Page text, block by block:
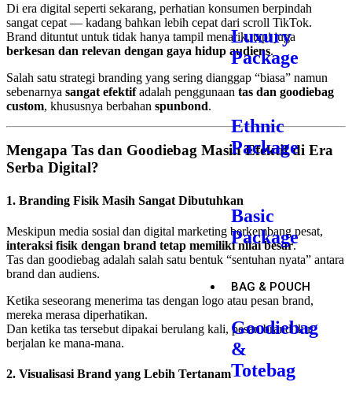
Luxury
Package
Ethnic
Package
Basic
Package
BAG & POUCH
Goodiebag
&
Totebag
Di era digital seperti sekarang, perhatian konsumen berpindah
sangat cepat — kadang bahkan lebih cepat dari scroll TikTok.
Brand dituntut untuk tidak hanya tampil menarik, tapi juga
berkesan dan relevan dengan gaya hidup audiens.
Salah satu strategi branding yang sering dianggap “biasa” namun
sebenarnya sangat efektifadalah penggunaan tas dan goodiebag
custom, khususnya berbahan spunbond.
Mengapa Tas dan Goodiebag Masih Efektif di Era
Serba Digital?
1. Branding Fisik Masih Sangat Dibutuhkan
Meskipun media sosial dan digital marketing berkembang pesat,
interaksi fisik dengan brand tetap memiliki nilai besar.
Tas dan goodiebag adalah salah satu bentuk “sentuhan nyata” antara
brand dan audiens.
Ketika seseorang menerima tas dengan logo atau pesan brand,
mereka merasa diperhatikan.
Dan ketika tas tersebut dipakai berulang kali, pesan brand ikut
berjalan ke mana-mana.
2. Visualisasi Brand yang Lebih Tertanam